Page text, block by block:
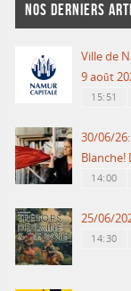
NOS DERNIERS
Ville de
9 août
15:51
30/06/
Blanche!
14:00
25/06/
14:30